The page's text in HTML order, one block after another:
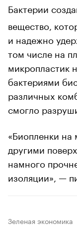
Бактерии
вещество,
и надежно
том числе на
микропластик
бактериями
различных
смогло
«Биопленки на
другими
намного
изоляции», —
Зеленая экономика